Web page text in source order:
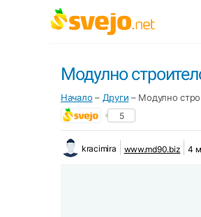
Модулно
Начало – Други – Модулно
5
kracimira www.md90.biz 4